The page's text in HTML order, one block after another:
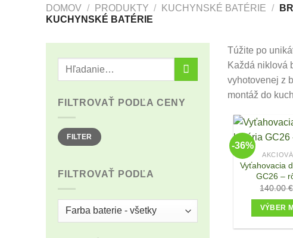
DOMOV / PRODUKTY / KUCHYNSKÉ BATÉRIE /
KUCHYNSKÉ BATÉRIE
FILTROVAŤ PODĽA CENY
Minimálna
cena
Maximálna
cenaFILTER
FILTROVAŤ PODĽA
Túžite po
Každá niklová
vyhotovenej z
montáž do
-36%
Vyťahovacia
GC26 –
140.00€
VÝBER